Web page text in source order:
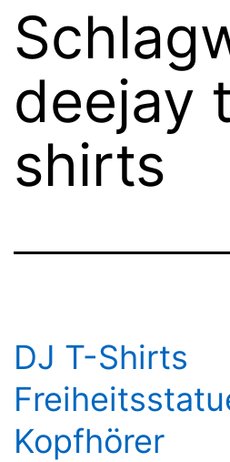
deejay
shirts
DJ T-Shirts
Kopfhörer